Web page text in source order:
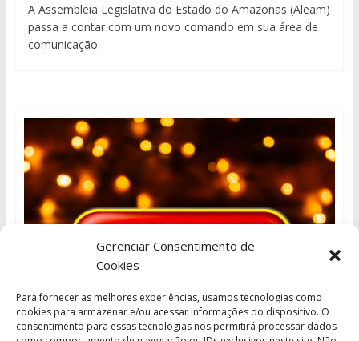
Gerenciar Consentimento de
Cookies
Para fornecer as melhores experiências, usamos tecnologias como
cookies para armazenar e/ou acessar informações do dispositivo. O
consentimento para essas tecnologias nos permitirá processar dados
A Assembleia Legislativa do Estado do Amazonas (Aleam)
passa a contar com um novo comando em sua área de
comunicação.